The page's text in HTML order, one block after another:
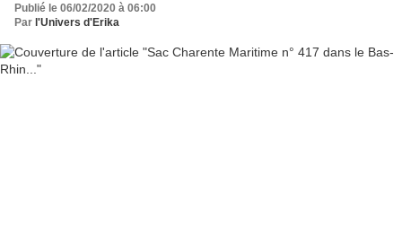
Publié le 06/02/2020 à 06:00
Par l'Univers d'Erika